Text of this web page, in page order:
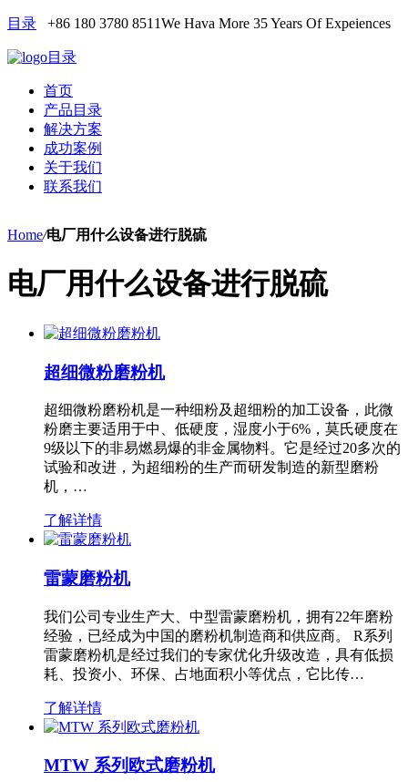
目录 +86 180 3780 8511We Hava More 35 Years Of Expeiences
目录
首页
产品目录
解决方案
成功案例
关于我们
联系我们
Home/电厂用什么设备进行脱硫
电厂用什么设备进行脱硫
超细微粉磨粉机
超细微粉磨粉机是一种细粉及超细粉的加工设备，此微
粉磨主要适用于中、低硬度，湿度小于6%，莫氏硬度在
9级以下的非易燃易爆的非金属物料。它是经过20多次的
试验和改进，为超细粉的生产而研发制造的新型磨粉
机，…
了解详情
雷蒙磨粉机
我们公司专业生产大、中型雷蒙磨粉机，拥有22年磨粉
经验，已经成为中国的磨粉机制造商和供应商。 R系列
雷蒙磨粉机是经过我们的专家优化升级改造，具有低损
耗、投资小、环保、占地面积小等优点，它比传…
了解详情
MTW 系列欧式磨粉机